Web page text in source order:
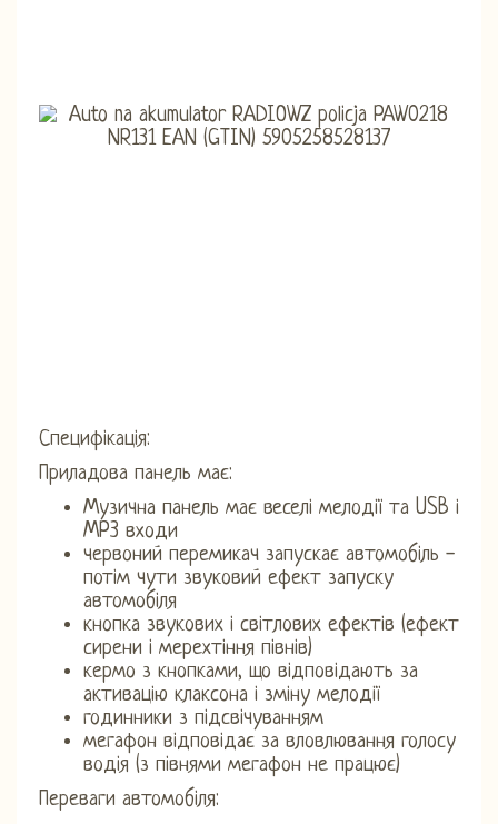
Специфікація:
Приладова панель має:
Музична панель має веселі мелодії та USB і
MP3 входи
червоний перемикач запускає автомобіль -
потім чути звуковий ефект запуску
автомобіля
кнопка звукових і світлових ефектів (ефект
сирени і мерехтіння півнів)
кермо з кнопками, що відповідають за
активацію клаксона і зміну мелодії
годинники з підсвічуванням
мегафон відповідає за вловлювання голосу
водія (з півнями мегафон не працює)
Переваги автомобіля: